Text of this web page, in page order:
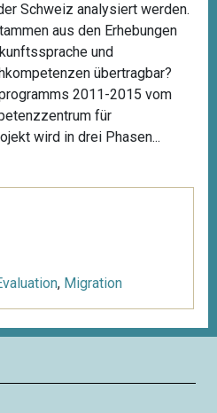
Schweiz analysiert werden.
aus den Erhebungen
und
übertragbar?
2011-2015 vom
für
wird in drei Phasen...
, Migration